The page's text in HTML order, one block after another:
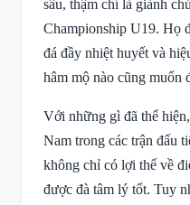
sâu, thậm chí là giành
Championship U19. Họ
đá đầy nhiệt huyết và
hâm mộ nào cũng muốn
Với những gì đã thể
Nam trong các trận đấu
không chỉ có lợi thế về
được đà tâm lý tốt. Tuy